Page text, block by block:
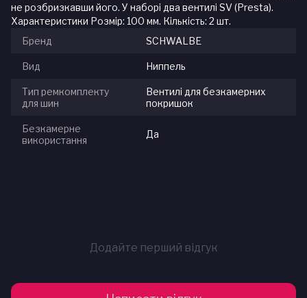
не розбризкавши його. У наборі два вентилі SV (Presta).
Характеристики Розмір: 100 мм. Кількість: 2 шт.
Бренд
SCHWALBE
Вид Ниппель
Тип ремкомплекту
для шин
Вентилі для безкамерних
покришок
Безкамерне
використання
Да
Додайте перший відгук